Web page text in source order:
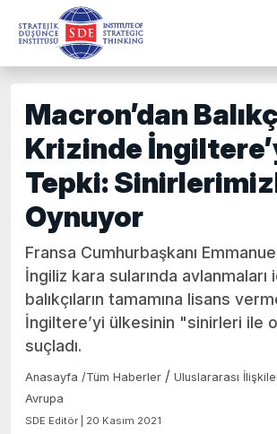
Macron’dan
Krizinde
Tepki:
Oynuyor
Fransa Cumhurbaşkanı
İngiliz kara sularında avlanmaları
balıkçıların tamamına lisans
İngiltere’yi ülkesinin "sinirleri ile
suçladı.
Anasayfa /Tüm Haberler / Uluslararası
Avrupa
SDE Editör | 20 Kasım 2021